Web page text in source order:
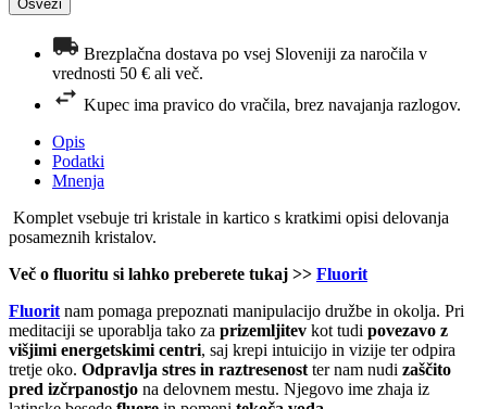
Brezplačna dostava po vsej Sloveniji za naročila v
vrednosti 50 € ali več.
Kupec ima pravico do vračila, brez navajanja razlogov.
Opis
Podatki
Mnenja
Komplet vsebuje tri kristale in kartico s kratkimi opisi delovanja
posameznih kristalov.
Več o fluoritu si lahko preberete tukaj >> Fluorit
Fluorit nam pomaga prepoznati manipulacijo družbe in okolja. Pri
meditaciji se uporablja tako za prizemljitev kot tudi povezavo z
višjimi energetskimi centri, saj krepi intuicijo in vizije ter odpira
tretje oko. Odpravlja stres in raztresenost ter nam nudi zaščito
pred izčrpanostjo na delovnem mestu. Njegovo ime zhaja iz